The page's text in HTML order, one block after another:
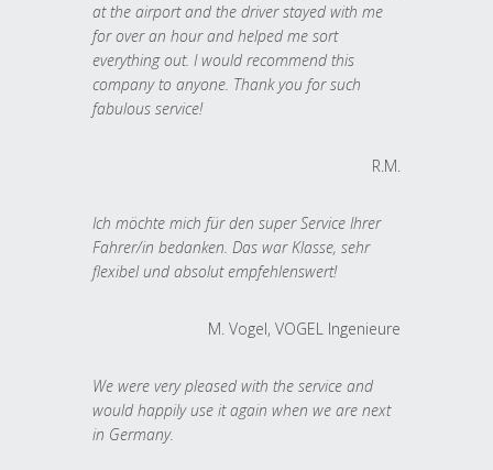
at the airport and the driver stayed with me
for over an hour and helped me sort
everything out. I would recommend this
company to anyone. Thank you for such
fabulous service!
R.M.
Ich möchte mich für den super Service Ihrer
Fahrer/in bedanken. Das war Klasse, sehr
flexibel und absolut empfehlenswert!
M. Vogel, VOGEL Ingenieure
We were very pleased with the service and
would happily use it again when we are next
in Germany.